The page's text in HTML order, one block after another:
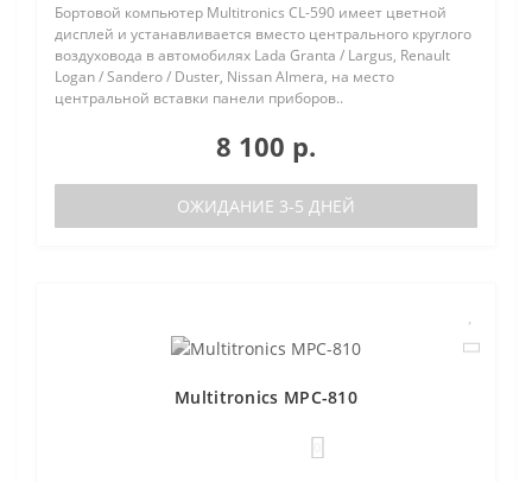
Бортовой компьютер Multitronics CL-590 имеет цветной
дисплей и устанавливается вместо центрального круглого
воздуховода в автомобилях Lada Granta / Largus, Renault
Logan / Sandero / Duster, Nissan Almera, на место
центральной вставки панели приборов..
8 100 р.
ОЖИДАНИЕ 3-5 ДНЕЙ
Multitronics MPC-810